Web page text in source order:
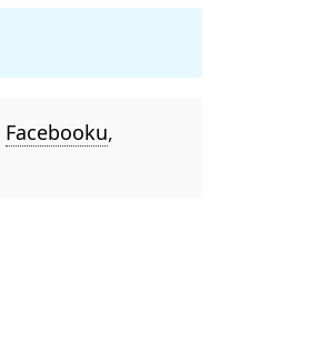
Facebooku,